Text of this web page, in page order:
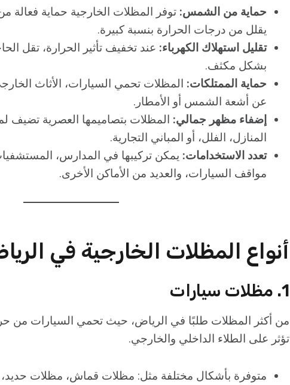
حماية من الشمس: توفر المظلات الخارجية حماية
يقلل من درجات الحرارة بنسبة كبيرة.
تقليل استهلاك الكهرباء: عند تخفيف تأثير الحرارة، تقل
بشكل مكثف.
حماية الممتلكات: المظلات تحمي السيارات، الأثاث
عن أشعة الشمس أو الأمطار.
إضفاء مظهر جمالي: المظلات بتصاميمها العصرية تضيف
المنازل، الفلل، أو المباني التجارية.
تعدد الاستخدامات: يمكن تركيبها في المدارس،
مواقف السيارات، والعديد من الأماكن الأخرى.
أنواع المظلات الخارجية في
1. مظلات سيارات
من أكثر المظلات طلبًا في الرياض، حيث تحمي السيارات من
تؤثر على الطلاء الداخلي والخارجي.
متوفرة بأشكال مختلفة مثل: مظلات قماش، مظلات